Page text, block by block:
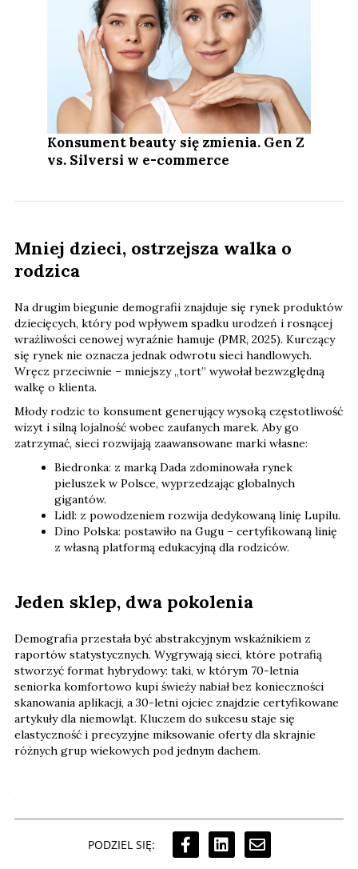
Konsument beauty się zmienia. Gen Z
vs. Silversi w e-commerce
Mniej dzieci, ostrzejsza walka o
rodzica
Na drugim biegunie demografii znajduje się rynek produktów
dziecięcych, który pod wpływem spadku urodzeń i rosnącej
wrażliwości cenowej wyraźnie hamuje (PMR, 2025). Kurczący
się rynek nie oznacza jednak odwrotu sieci handlowych.
Wręcz przeciwnie – mniejszy „tort” wywołał bezwzględną
walkę o klienta.
Młody rodzic to konsument generujący wysoką częstotliwość
wizyt i silną lojalność wobec zaufanych marek. Aby go
zatrzymać, sieci rozwijają zaawansowane marki własne:
Biedronka: z marką Dada zdominowała rynek
pieluszek w Polsce, wyprzedzając globalnych
gigantów.
Lidl: z powodzeniem rozwija dedykowaną linię Lupilu.
Dino Polska: postawiło na Gugu – certyfikowaną linię
z własną platformą edukacyjną dla rodziców.
Jeden sklep, dwa pokolenia
Demografia przestała być abstrakcyjnym wskaźnikiem z
raportów statystycznych. Wygrywają sieci, które potrafią
stworzyć format hybrydowy: taki, w którym 70-letnia
seniorka komfortowo kupi świeży nabiał bez konieczności
skanowania aplikacji, a 30-letni ojciec znajdzie certyfikowane
artykuły dla niemowląt. Kluczem do sukcesu staje się
elastyczność i precyzyjne miksowanie oferty dla skrajnie
różnych grup wiekowych pod jednym dachem.
PODZIEL SIĘ: